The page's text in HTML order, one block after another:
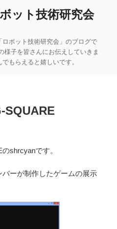
ット技術研究会
ボット技術研究会」のブログで
様子を皆さんにお伝えしていきま
もらえると嬉しいです。
SQUARE
shrcyanです。
ーが制作したゲームの展示